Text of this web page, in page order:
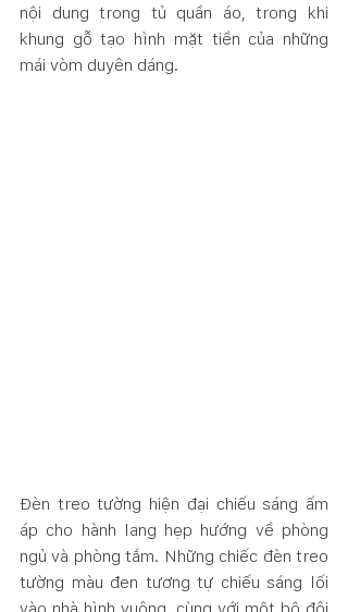
nội dung trong tủ quần áo, trong khi
khung gỗ tạo hình mặt tiền của những
mái vòm duyên dáng.
Đèn treo tường hiện đại chiếu sáng ấm
áp cho hành lang hẹp hướng về phòng
ngủ và phòng tắm. Những chiếc đèn treo
tường màu đen tương tự chiếu sáng lối
vào nhà hình vuông, cùng với một bộ đôi